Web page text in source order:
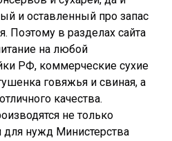
и оставленный про запас
Поэтому в разделах сайта
на любой
РФ, коммерческие сухие
говяжья и свиная, а
качества.
не только
для нужд Министерства